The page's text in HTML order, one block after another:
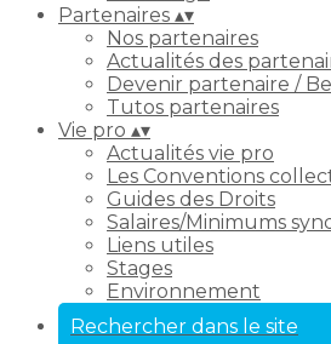
Partenaires ▴▾
Nos partenaires
Actualités des
Devenir partenaire /
Tutos partenaires
Vie pro ▴▾
Actualités vie pro
Les Conventions
Guides des Droits
Salaires/Minimums
Liens utiles
Stages
Environnement
Rechercher dans le site